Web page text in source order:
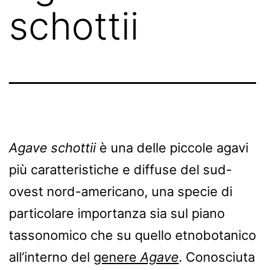
schottii
Agave schottiiè una delle piccole agavi
più caratteristiche e diffuse del sud-
ovest nord-americano, una specie di
particolare importanza sia sul piano
tassonomico che su quello etnobotanico
all’interno del genere Agave. Conosciuta